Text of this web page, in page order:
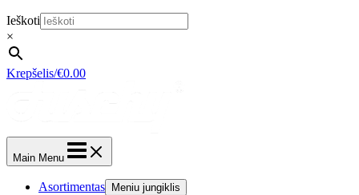
Ieškoti
×
Krepšelis/€0.00
Main Menu
Asortimentas Meniu jungiklis